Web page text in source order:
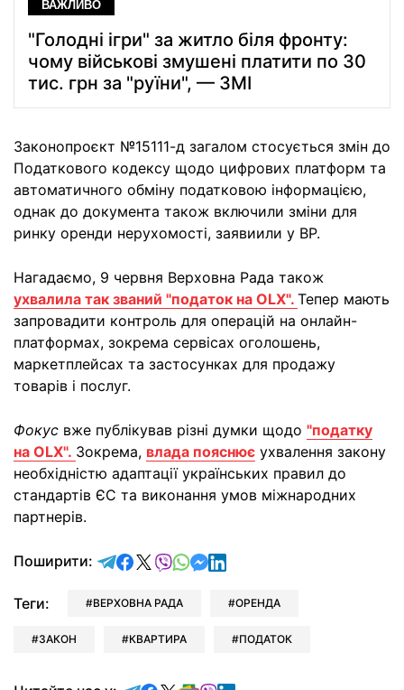
ВАЖЛИВО
"Голодні ігри" за житло біля фронту:
чому військові змушені платити по 30
тис. грн за "руїни", — ЗМІ
Законопроєкт №15111-д загалом стосується змін до
Податкового кодексу щодо цифрових платформ та
автоматичного обміну податковою інформацією,
однак до документа також включили зміни для
ринку оренди нерухомості, заявиили у ВР.
Нагадаємо, 9 червня Верховна Рада також
ухвалила так званий "податок на OLX". Тепер мають
запровадити контроль для операцій на онлайн-
платформах, зокрема сервісах оголошень,
маркетплейсах та застосунках для продажу
товарів і послуг.
Фокус вже публікував різні думки щодо "податку
на OLX". Зокрема, влада пояснює ухвалення закону
необхідністю адаптації українських правил до
стандартів ЄС та виконання умов міжнародних
партнерів.
Поширити: відправити у Telegram
поділитись у Facebook
поділитись у X
відправити у Viber
відправити у Whatsapp
відправити у Messenger
відправити у LinkedIn
Теги: ВЕРХОВНА РАДА ОРЕНДА
ЗАКОН КВАРТИРА ПОДАТОК